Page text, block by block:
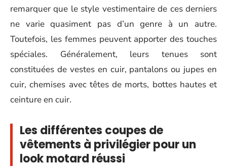
remarquer que le style vestimentaire de ces derniers
ne varie quasiment pas d’un genre à un autre.
Toutefois, les femmes peuvent apporter des touches
spéciales. Généralement, leurs tenues sont
constituées de vestes en cuir, pantalons ou jupes en
cuir, chemises avec têtes de morts, bottes hautes et
ceinture en cuir.
Les différentes coupes de
vêtements à privilégier pour un
look motard réussi